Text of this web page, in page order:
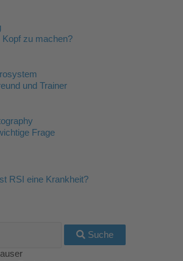
Kopf zu machen?
und Trainer
Frage
RSI eine Krankheit?
Suche